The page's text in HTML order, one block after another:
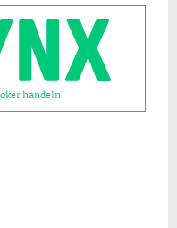
handeln